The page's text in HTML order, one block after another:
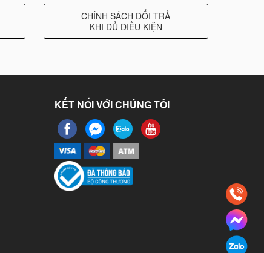
CHÍNH SÁCH ĐỔI TRẢ
KHI ĐỦ ĐIỀU KIỆN
KẾT NỐI VỚI CHÚNG TÔI